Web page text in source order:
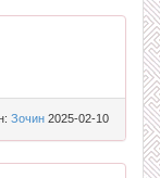
Зочин 2025-02-10